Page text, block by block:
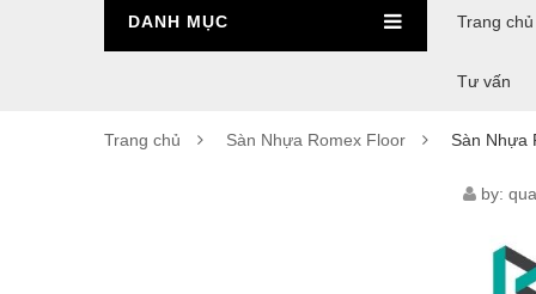
DANH MỤC Trang chủ
Tư vấn
Trang chủ Sàn Nhựa Romex Floor Sàn Nhựa
SÀN
by: